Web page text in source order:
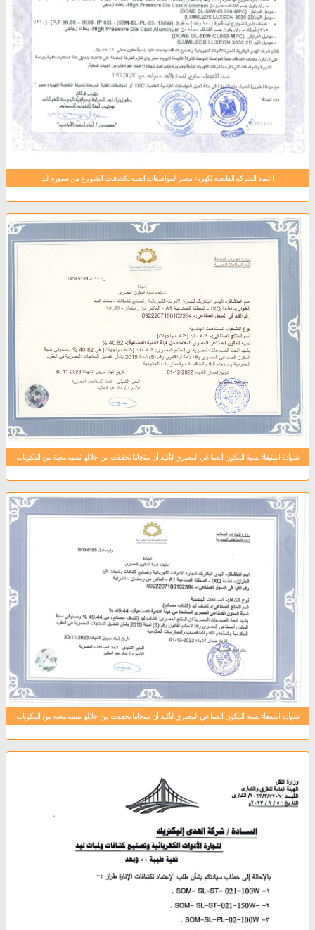
اعتماد الشركة القابضة لكهرباء مصر المواصفات الفنية لكشافات الشوارع من ستورم ليد
شهادة استيفاء نسبة المكون الصناعي المصري لتأكيد أن منتجاتنا تحققت من خلالها نسبة معينة من المكونات
شهادة استيفاء نسبة المكون الصناعي المصري لتأكيد أن منتجاتنا تحققت من خلالها نسبة معينة من المكونات